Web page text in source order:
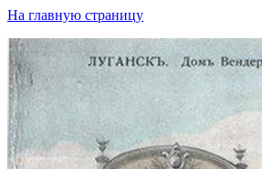
На главную страницу